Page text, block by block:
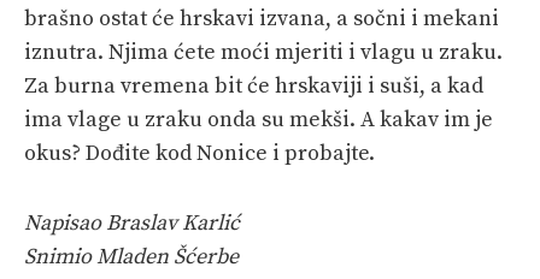
brašno ostat će hrskavi izvana, a sočni i mekani
iznutra. Njima ćete moći mjeriti i vlagu u zraku.
Za burna vremena bit će hrskaviji i suši, a kad
ima vlage u zraku onda su mekši. A kakav im je
okus? Dođite kod Nonice i probajte.
Napisao Braslav Karlić
Snimio Mladen Šćerbe